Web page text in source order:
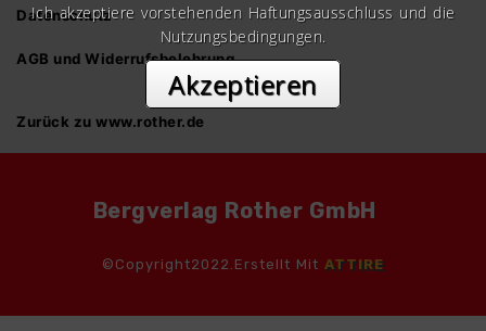
Datenschutz
AGB und Widerrufsbelehrung
Zurück zu www.rother.de
Bergverlag Rother GmbH
©Copyright2022.Erstellt Mit ATTIRE
Ich akzeptiere vorstehenden Haftungsausschluss und die
Nutzungsbedingungen.
Akzeptieren